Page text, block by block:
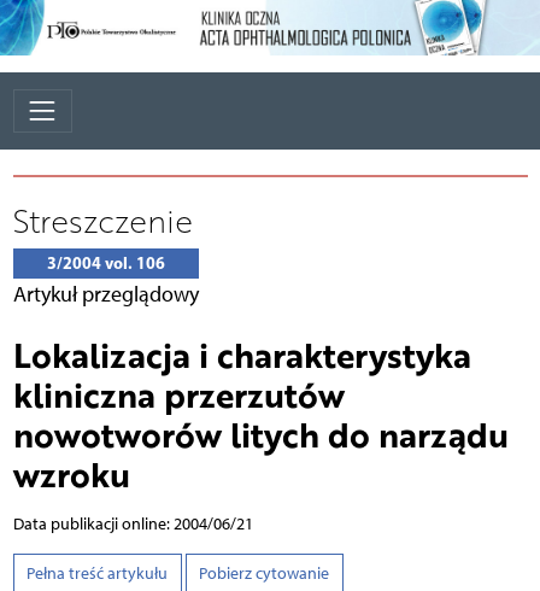
Streszczenie
3/2004 vol. 106
Artykuł przeglądowy
Lokalizacja i charakterystyka
kliniczna przerzutów
nowotworów litych do narządu
wzroku
Data publikacji online: 2004/06/21
Pełna treść artykułu Pobierz cytowanie